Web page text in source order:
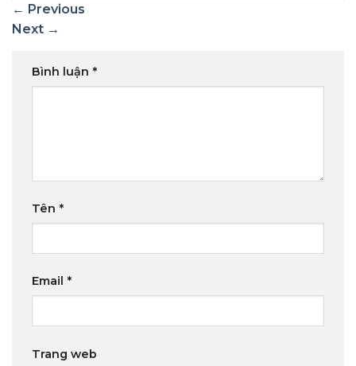
← Previous
Next →
Bình luận *
Tên *
Email *
Trang web